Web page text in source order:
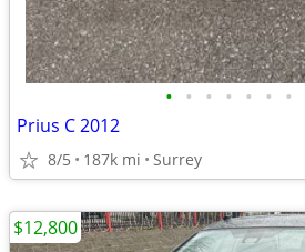
• • • • • • •
Prius C 2012
8/5 187k mi Surrey
$12,800